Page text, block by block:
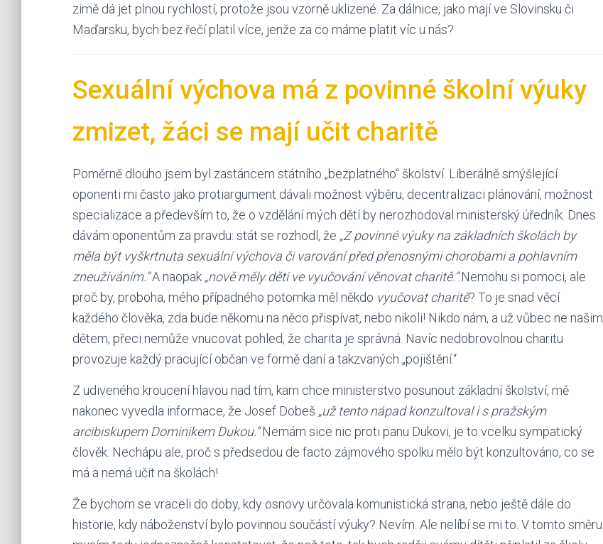
zimě dá jet plnou rychlostí, protože jsou vzorně uklizené. Za dálnice, jako mají ve Slovinsku či
Maďarsku, bych bez řečí platil více, jenže za co máme platit víc u nás?
Sexuální výchova má z povinné školní výuky
zmizet, žáci se mají učit charitě
Poměrně dlouho jsem byl zastáncem státního „bezplatného“ školství. Liberálně smýšlející
oponenti mi často jako protiargument dávali možnost výběru, decentralizaci plánování, možnost
specializace a především to, že o vzdělání mých dětí by nerozhodoval ministerský úředník. Dnes
dávám oponentům za pravdu: stát se rozhodl, že „Z povinné výuky na základních školách by
měla být vyškrtnuta sexuální výchova či varování před přenosnými chorobami a pohlavním
zneužíváním.“A naopak „nově měly děti ve vyučování věnovat charitě.“Nemohu si pomoci, ale
proč by, proboha, mého případného potomka měl někdo vyučovat charitě? To je snad věcí
každého člověka, zda bude někomu na něco přispívat, nebo nikoli! Nikdo nám, a už vůbec ne našim
dětem, přeci nemůže vnucovat pohled, že charita je správná. Navíc nedobrovolnou charitu
provozuje každý pracující občan ve formě daní a takzvaných „pojištění.“
Z udiveného kroucení hlavou nad tím, kam chce ministerstvo posunout základní školství, mě
nakonec vyvedla informace, že Josef Dobeš „už tento nápad konzultoval i s pražským
arcibiskupem Dominikem Dukou.“Nemám sice nic proti panu Dukovi, je to vcelku sympatický
člověk. Nechápu ale, proč s předsedou de facto zájmového spolku mělo být konzultováno, co se
má a nemá učit na školách!
Že bychom se vraceli do doby, kdy osnovy určovala komunistická strana, nebo ještě dále do
historie, kdy náboženství bylo povinnou součástí výuky? Nevím. Ale nelíbí se mi to. V tomto směru